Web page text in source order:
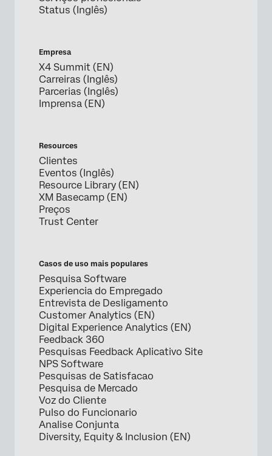
Status (Inglês)
Empresa
X4 Summit (EN)
Carreiras (Inglês)
Parcerias (Inglês)
Imprensa (EN)
Resources
Clientes
Eventos (Inglês)
Resource Library (EN)
XM Basecamp (EN)
Preços
Trust Center
Casos de uso mais populares
Pesquisa Software
Experiencia do Empregado
Entrevista de Desligamento
Customer Analytics (EN)
Digital Experience Analytics (EN)
Feedback 360
Pesquisas Feedback Aplicativo Site
NPS Software
Pesquisas de Satisfacao
Pesquisa de Mercado
Voz do Cliente
Pulso do Funcionario
Analise Conjunta
Diversity, Equity & Inclusion (EN)